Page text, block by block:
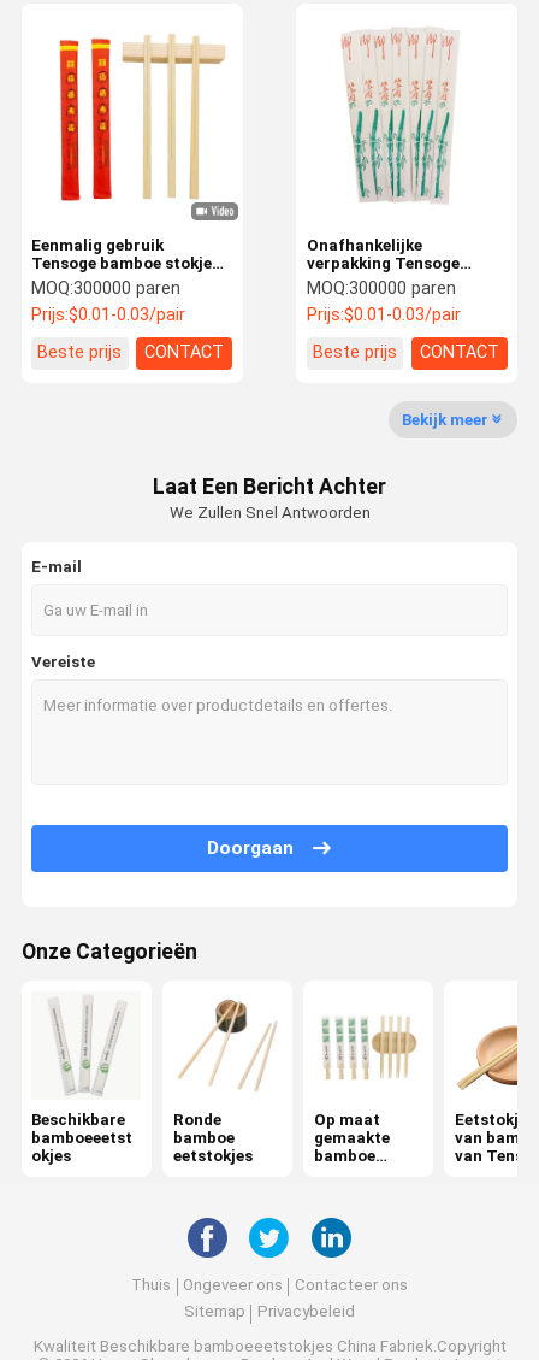
Producten
Fabriekstoch
Kwaliteitsco
Neem
Gevallen
Beschikbare bamboeeetstokjes
Ronde bamboe eetstokjes
Op maat gemaakte bamboe eetstokjes
Naakte eetstokjes
Afzonderlijk ingepakte eetstokjes
BBQ-bamboe stokjes
Beschikbaar Bamboebestek
beschikbare lunchdoos
Rikyu eetstokjes
Onafhankelijke
verpakking Tensoge
bamboe eetstokjes
Hygiëne en veiligheid
MOQ:300000 paren
Prijs:$0.01-0.03/pair
Beste prijs
CONTACT
Eenmalig gebruik
Tensoge bamboe stokjes
gladde afwerking voor
eten en koken
MOQ:300000 paren
Prijs:$0.01-0.03/pair
Beste prijs
CONTACT
Bekijk meer
Laat Een Bericht Achter
We Zullen Snel Antwoorden
E-mail
Vereiste
Doorgaan
Onze Categorieën
Beschikbare
bamboeeetst
okjes
Ronde
bamboe
eetstokjes
Op maat
gemaakte
bamboe
Eetstokjes
van
van
Thuis Ongeveer ons
Contacteer ons
Sitemap
Privacybeleid
Kwaliteit Beschikbare bamboeeetstokjes China Fabriek.Copyright